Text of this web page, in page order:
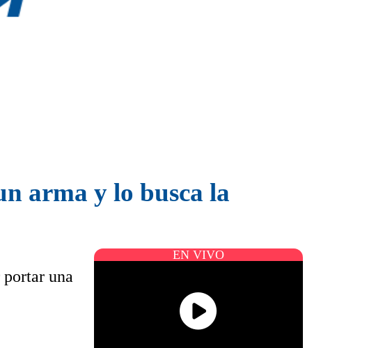
arma y lo busca la
una
EN VIVO